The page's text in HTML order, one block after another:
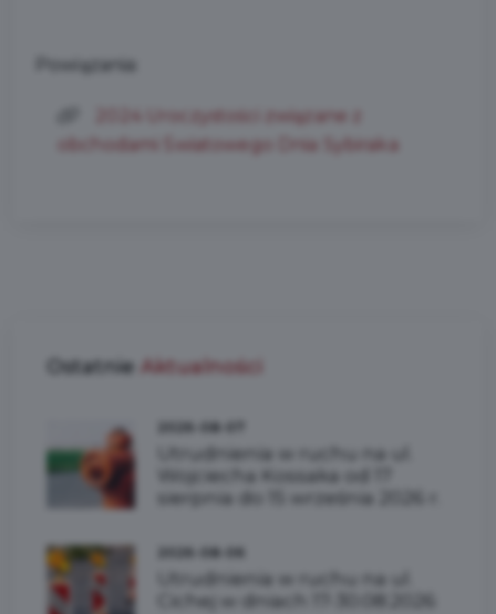
Powiązania:
2024 Uroczystości związane z
obchodami Światowego Dnia Sybiraka
Ostatnie Aktualności
Utrudnienia w ruchu na ul.
Wojciecha Kossaka od 17
sierpnia do 15 września 2026 r.
Utrudnienia w ruchu na ul.
Cichej w dniach 17-30.08.2026